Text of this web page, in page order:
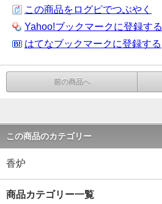
この商品をログピでつぶやく
Yahoo!ブックマークに登録する
はてなブックマークに登録する
前の商品へ
この商品のカテゴリー
香炉
商品カテゴリー一覧